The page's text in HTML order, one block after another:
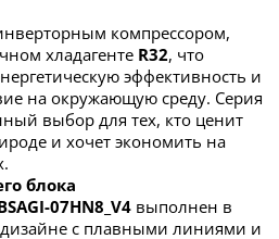
компрессором,
хладагенте R32, что
эффективность и
на окружающую среду. Серия
выбор для тех, кто ценит
и хочет экономить на
блока
07HN8_V4 выполнен в
с плавными линиями и